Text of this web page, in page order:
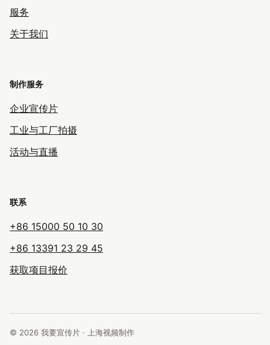
服务
关于我们
制作服务
企业宣传片
工业与工厂拍摄
活动与直播
联系
+86 15000 50 10 30
+86 13391 23 29 45
获取项目报价
© 2026 我要宣传片 · 上海视频制作